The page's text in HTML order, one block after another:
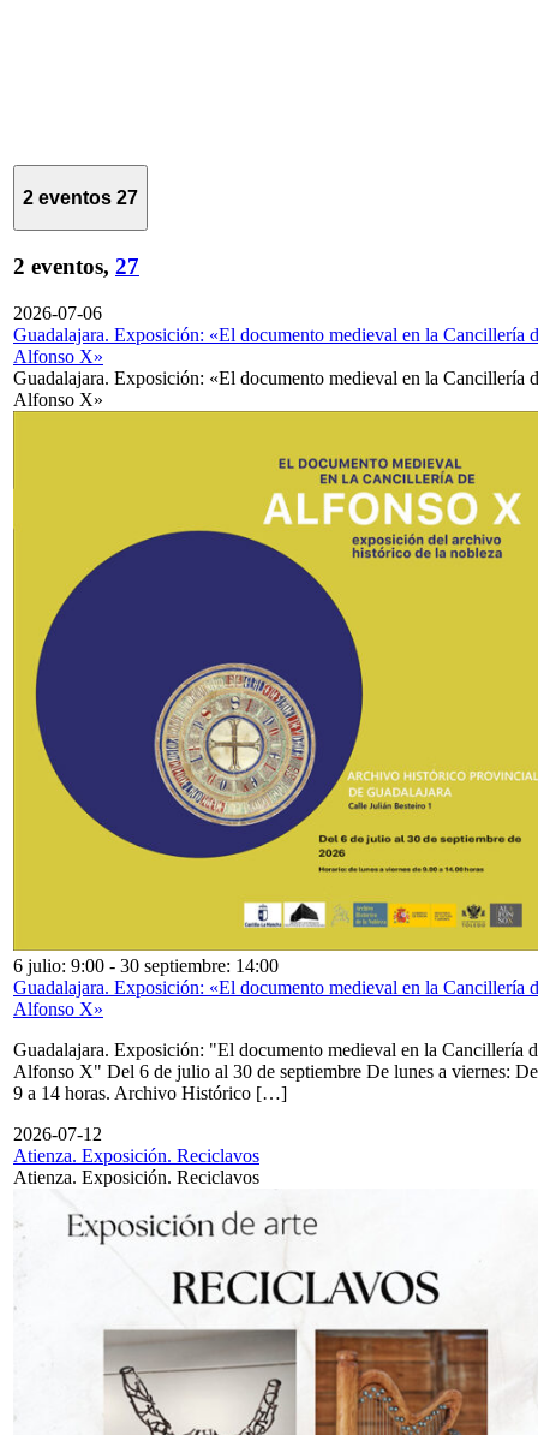
2 eventos 27
2 eventos, 27
2026-07-06
Guadalajara. Exposición: «El documento medieval en la Cancillería
Alfonso X»
Guadalajara. Exposición: «El documento medieval en la Cancillería
Alfonso X»
6 julio: 9:00 - 30 septiembre: 14:00
Guadalajara. Exposición: «El documento medieval en la Cancillería
Alfonso X»
Guadalajara. Exposición: "El documento medieval en la Cancillería
Alfonso X" Del 6 de julio al 30 de septiembre De lunes a viernes: De
9 a 14 horas. Archivo Histórico […]
2026-07-12
Atienza. Exposición. Reciclavos
Atienza. Exposición. Reciclavos